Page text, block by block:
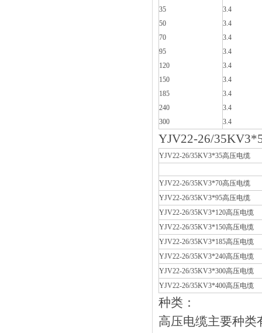
35
50
70
95
120
150
185
240
300
3.4
3.4
3.4
3.4
3.4
3.4
3.4
3.4
3.4
YJV22-26/
YJV22-26/35KV3*35高压电缆
YJV22-26/35KV3*70高压电缆
YJV22-26/35KV3*95高压电缆
YJV22-26/35KV3*120高压电缆
YJV22-26/35KV3*150高压电缆
YJV22-26/35KV3*185高压电缆
YJV22-26/35KV3*240高压电缆
YJV22-26/35KV3*300高压电缆
YJV22-26/35KV3*400高压电缆
种类：
高压电缆主要种类有